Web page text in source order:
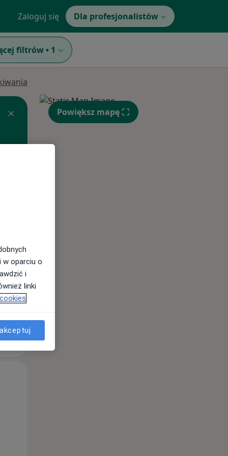
Zaloguj się Dla profesjonalistów
filtrów • 1
Powiększ mapę
w oparciu o
i
linki